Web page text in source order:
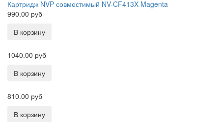
Картридж NVP совместимый NV-CF413X Magenta
990.00 руб
1040.00 руб
810.00 руб